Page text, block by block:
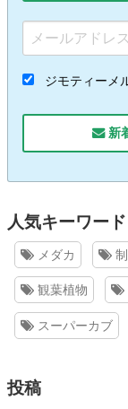
ジモティーメ
新
人気キーワード
メダカ
観葉植物
スーパーカブ
投稿